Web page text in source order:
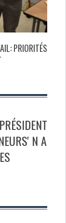
PRIORITÉS
N A